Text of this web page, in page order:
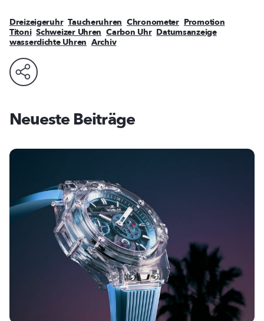
Dreizeigeruhr Taucheruhren Chronometer Promotion
Titoni Schweizer Uhren Carbon Uhr Datumsanzeige
wasserdichte Uhren Archiv
Neueste Beiträge